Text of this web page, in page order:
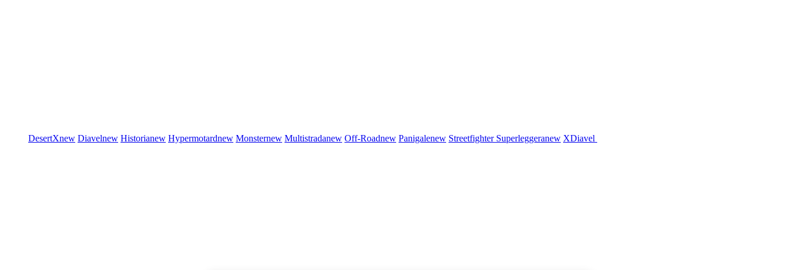
DesertXnew Diavelnew Historianew Hypermotardnew Monsternew Multistradanew Off-Roadnew Panigalenew Streetfighter Superleggeranew XDiavel